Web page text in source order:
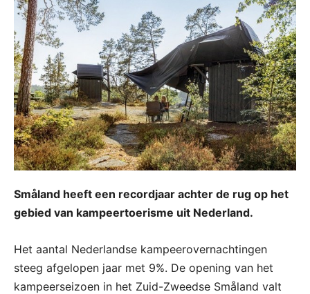
Småland heeft een recordjaar achter de rug op het
gebied van kampeertoerisme uit Nederland.
Het aantal Nederlandse kampeerovernachtingen
steeg afgelopen jaar met 9%. De opening van het
kampeerseizoen in het Zuid-Zweedse Småland valt